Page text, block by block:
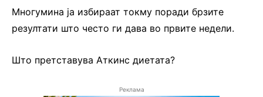
Многумина ја избираат токму поради брзите
резултати што често ги дава во првите недели.
Што претставува Аткинс диетата?
Реклама